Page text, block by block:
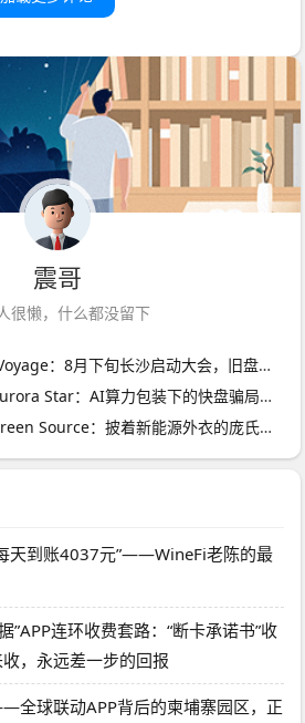
震哥
很懒，什么都没留下
动大会，旧盘团队平移，RWA+大宗商品包装——又是庞氏滚盘的老剧本
Star：AI算力包装下的快盘骗局，认购即入坑
披着新能源外衣的庞氏传销盘，8月千人大会就是收割信号
天到账4037元”——WineFi老陈的最
”APP连环收费套路：“断卡承诺书”收
，永远差一步的回报
全球联动APP背后的柬埔寨园区，正